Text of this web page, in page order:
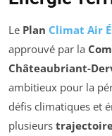
Le Plan Climat Air
approuvé par la
Châteaubriant-
ambitieux pour la
défis climatiques et
plusieurs